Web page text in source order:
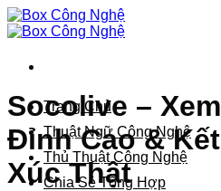
Bỏ
qua
dung
Trang Chủ
Thuật Ngữ Công Nghệ
Thủ Thuật Công Nghệ
Chia Sẻ Tổng Hợp
Socolive –
Đỉnh Cao &
Xúc Thật